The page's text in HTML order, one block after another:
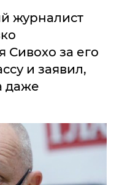
журналист
Сивохо за его
и заявил,
даже